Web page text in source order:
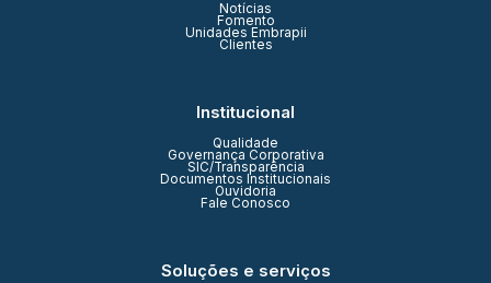
Notícias
Fomento
Unidades Embrapii
Clientes
Institucional
Qualidade
Governança Corporativa
SIC/Transparência
Documentos Institucionais
Ouvidoria
Fale Conosco
Soluções e serviços